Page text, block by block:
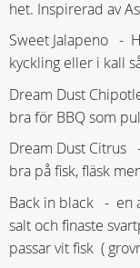
het. Inspirerad av
Sweet Jalapeno -
kyckling eller i kall
Dream Dust
bra för BBQ som
Dream Dust Citrus
bra på fisk, fläsk
Back in black - en
salt och finaste
passar vit fisk (